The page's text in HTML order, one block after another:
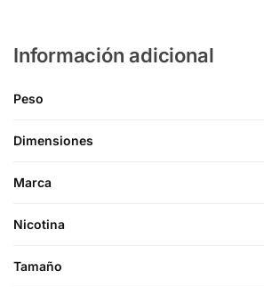
Información adicional
Peso
Dimensiones
Marca
Nicotina
Tamaño